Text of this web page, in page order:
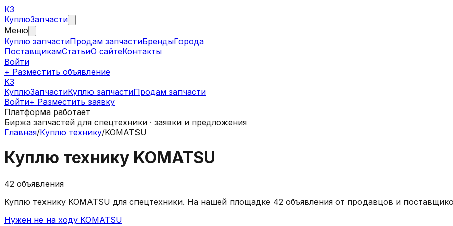
КЗ
КуплюЗапчасти
Меню
Куплю запчастиПродам запчастиБрендыГорода
ПоставщикамСтатьиО сайтеКонтакты
Войти
+ Разместить объявление
КЗ
КуплюЗапчастиКуплю запчастиПродам запчасти
Войти+ Разместить заявку
Платформа работает
Биржа запчастей для спецтехники · заявки и предложения
Главная/Куплю технику/KOMATSU
Куплю технику KOMATSU
42 объявления
Куплю технику KOMATSU для спецтехники. На нашей площадке 42 объявления от продавцов и
Нужен не на ходу KOMATSU